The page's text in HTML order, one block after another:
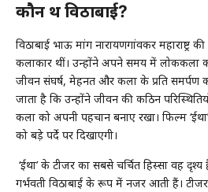
कौन थीं विठाबाई?
विठाबाई भाऊ मांग नारायणगांवकर महाराष्ट्र
कलाकार थीं। उन्होंने अपने समय में लोककला
जीवन संघर्ष, मेहनत और कला के प्रति समर्पण
जाता है कि उन्होंने जीवन की कठिन
कला को अपनी पहचान बनाए रखा। फिल्म ‘ईथा’
को बड़े पर्दे पर दिखाएगी।
‘ईथा’ के टीजर का सबसे चर्चित हिस्सा वह दृश्य
गर्भवती विठाबाई के रूप में नजर आती हैं।